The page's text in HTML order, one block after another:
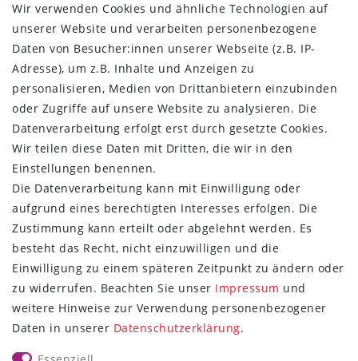
Widerrufs­recht
Kontakt
Vertrag widerrufen
ÜBER UNS
Montage in Maintal / Hessen
Täglicher Versand mit DHL
Versandkostenfrei ab 20€
Same-Day Versand bei Zahlungseingang bis 13:00 Uhr
ZAHLUNG & VERSAND
UNSER VERSPRECHEN
Wir verwenden Cookies und ähnliche Technologien auf
unserer Website und verarbeiten personenbezogene
Daten von Besucher:innen unserer Webseite (z.B. IP-
Adresse), um z.B. Inhalte und Anzeigen zu
personalisieren, Medien von Drittanbietern einzubinden
oder Zugriffe auf unsere Website zu analysieren. Die
Datenverarbeitung erfolgt erst durch gesetzte Cookies.
Wir teilen diese Daten mit Dritten, die wir in den
Einstellungen benennen.
Die Datenverarbeitung kann mit Einwilligung oder
aufgrund eines berechtigten Interesses erfolgen. Die
Zustimmung kann erteilt oder abgelehnt werden. Es
besteht das Recht, nicht einzuwilligen und die
Einwilligung zu einem späteren Zeitpunkt zu ändern oder
zu widerrufen. Beachten Sie unser Impressum und
weitere Hinweise zur Verwendung personenbezogener
Daten in unserer Daten­schutz­erklärung.